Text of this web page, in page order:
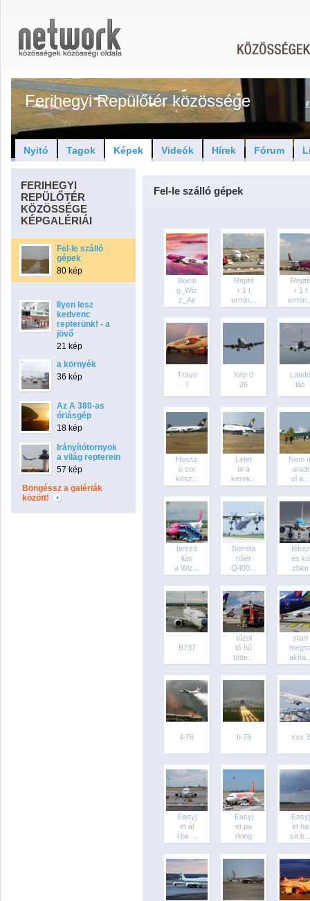
Ferihegyi Repülőtér közössége
Nyitó Tagok Képek Videók Hírek Fórum
FERIHEGYI
REPÜLŐTÉR
KÖZÖSSÉGE
KÉPGALÉRIÁI
Fel-le szálló
gépek
80 kép
Ilyen lesz
kedvenc
repterünk! - a
jövő
21 kép
a környék
36 kép
Az A 380-as
óriásgép
18 kép
Irányítótornyok
a világ repterein
57 kép
Böngéssz a galériák
között!
Fel-le szálló gépek
Boein
g_Wiz
z_Air
Repté
r 1 t
ermin...
Repté
r 1 t
Trave
l
Kép 0
26
Landó
lás
Hossz
ú sor
kösz...
Letet
te a
kerek...
Nem
aradt
el a...
beszá
llás
a Wiz...
Bomba
rdier
Q400...
fékez
és kö
zben
B737
tűzol
tó hű
tötte...
start
il-76 Il-76 xxx 3
Easyj
et ál
l be ...
Easyj
et pa
rking
Easyj
et ha
sít b...